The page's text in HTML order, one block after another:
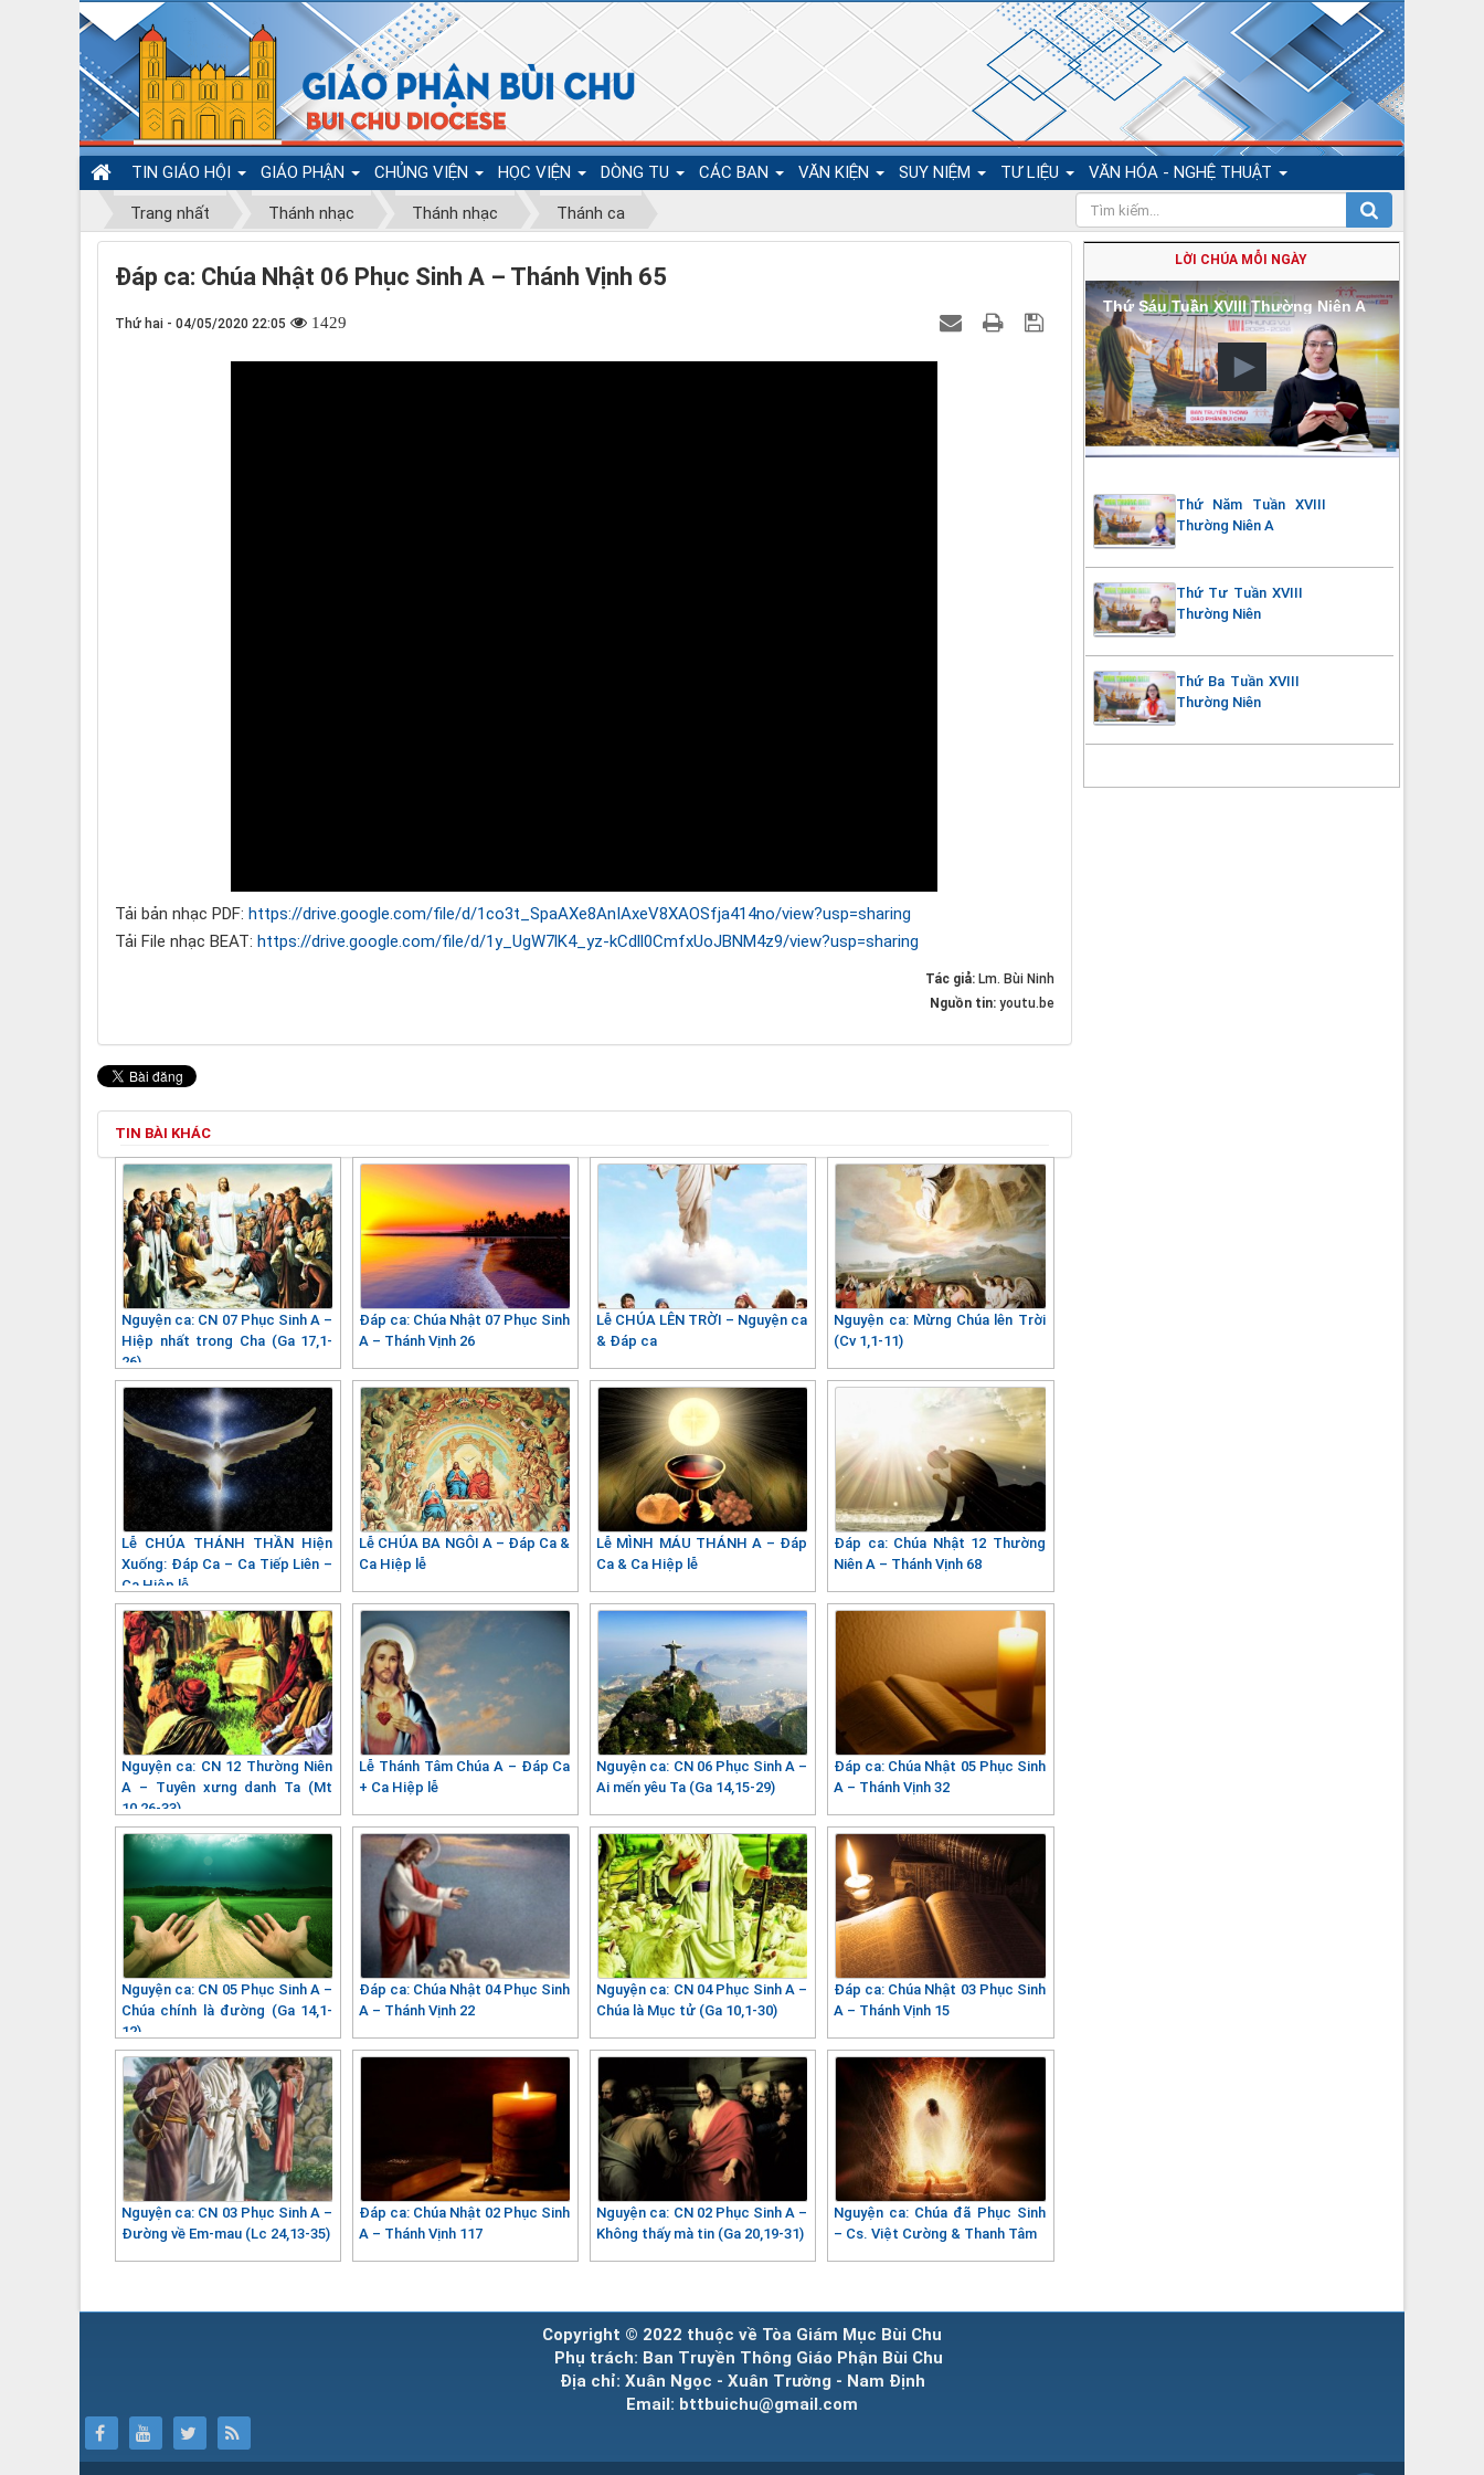
TIN GIÁO HỘI GIÁO PHẬN CHỦNG VIỆN HỌC VIỆN DÒNG TU CÁC BAN VĂN KIỆN SUY NIỆM TƯ LIỆU VĂN HÓA - NGHỆ THUẬT
Trang nhất Thánh nhạc Thánh nhạc Thánh ca
Đáp ca: Chúa Nhật 06 Phục Sinh A – Thánh Vịnh 65
Thứ hai - 04/05/2020 22:05 1429
Tải bản nhạc PDF: https://drive.google.com/file/d/1co3t_SpaAXe8AnIAxeV8XAOSfja414no/view?usp=sharing
Tải File nhạc BEAT: https://drive.google.com/file/d/1y_UgW7lK4_yz-kCdll0CmfxUoJBNM4z9/view?usp=sharing
Tác giả: Lm. Bùi Ninh
Nguồn tin: youtu.be
TIN BÀI KHÁC
Nguyện ca: CN 07 Phục Sinh A –
Hiệp nhất trong Cha (Ga 17,1-
26)
Đáp ca: Chúa Nhật 07 Phục Sinh
A – Thánh Vịnh 26
Lễ CHÚA LÊN TRỜI – Nguyện ca
& Đáp ca
Nguyện ca: Mừng Chúa lên Trời
(Cv 1,1-11)
Lễ CHÚA THÁNH THẦN Hiện
Xuống: Đáp Ca – Ca Tiếp Liên –
Ca Hiệp lễ
Lễ CHÚA BA NGÔI A – Đáp Ca &
Ca Hiệp lễ
Lễ MÌNH MÁU THÁNH A – Đáp
Ca & Ca Hiệp lễ
Đáp ca: Chúa Nhật 12 Thường
Niên A – Thánh Vịnh 68
Nguyện ca: CN 12 Thường Niên
A – Tuyên xưng danh Ta (Mt
10,26-33)
Lễ Thánh Tâm Chúa A – Đáp Ca
+ Ca Hiệp lễ
Nguyện ca: CN 06 Phục Sinh A –
Ai mến yêu Ta (Ga 14,15-29)
Đáp ca: Chúa Nhật 05 Phục Sinh
A – Thánh Vịnh 32
Nguyện ca: CN 05 Phục Sinh A –
Chúa chính là đường (Ga 14,1-
12)
Đáp ca: Chúa Nhật 04 Phục Sinh
A – Thánh Vịnh 22
Nguyện ca: CN 04 Phục Sinh A –
Chúa là Mục tử (Ga 10,1-30)
Đáp ca: Chúa Nhật 03 Phục Sinh
A – Thánh Vịnh 15
Nguyện ca: CN 03 Phục Sinh A –
Đường về Em-mau (Lc 24,13-35)
Đáp ca: Chúa Nhật 02 Phục Sinh
A – Thánh Vịnh 117
Nguyện ca: CN 02 Phục Sinh A –
Không thấy mà tin (Ga 20,19-31)
Nguyện ca: Chúa đã Phục Sinh
– Cs. Việt Cường & Thanh Tâm
LỜI CHÚA MỖI NGÀY
Thứ Sáu Tuần XVIII Thường Niên A
Thứ Năm Tuần XVIII
Thường Niên A
Thứ Tư Tuần XVIII
Thường Niên
Thứ Ba Tuần XVIII
Thường Niên
Copyright © 2022 thuộc về Tòa Giám Mục Bùi Chu
Phụ trách: Ban Truyền Thông Giáo Phận Bùi Chu
Địa chỉ: Xuân Ngọc - Xuân Trường - Nam Định
Email: bttbuichu@gmail.com